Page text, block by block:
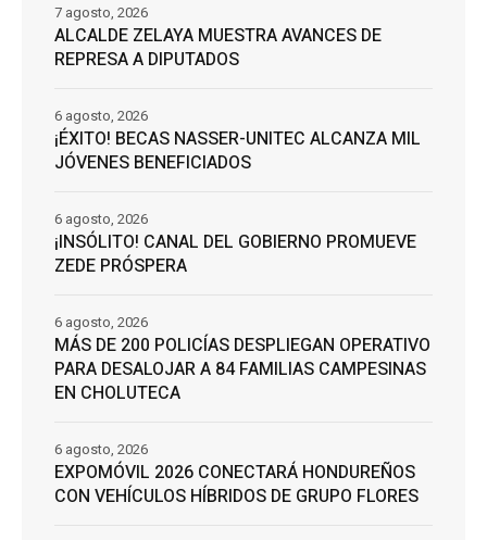
ALCALDE ZELAYA MUESTRA AVANCES DE
REPRESA A DIPUTADOS
7 agosto, 2026
¡ÉXITO! BECAS NASSER-UNITEC ALCANZA MIL
JÓVENES BENEFICIADOS
6 agosto, 2026
¡INSÓLITO! CANAL DEL GOBIERNO PROMUEVE
ZEDE PRÓSPERA
6 agosto, 2026
MÁS DE 200 POLICÍAS DESPLIEGAN OPERATIVO
PARA DESALOJAR A 84 FAMILIAS CAMPESINAS
EN CHOLUTECA
6 agosto, 2026
EXPOMÓVIL 2026 CONECTARÁ HONDUREÑOS
CON VEHÍCULOS HÍBRIDOS DE GRUPO FLORES
6 agosto, 2026